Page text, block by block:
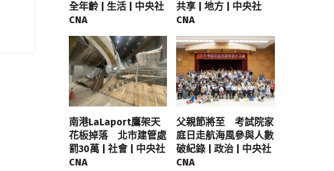
全年齡 | 生活 | 中央社
CNA
共享 | 地方 | 中央社
CNA
南港LaLaport鷹架天
花板掉落 北市建管處
罰30萬 | 社會 | 中央社
CNA
父親節將至 考試院家
庭日走航海風參與人數
破紀錄 | 政治 | 中央社
CNA